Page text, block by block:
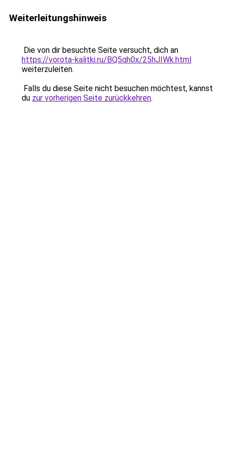
Weiterleitungshinweis
Die von dir besuchte Seite versucht, dich an
https://vorota-kalitki.ru/BQ5qh0x/25hJIWk.html
weiterzuleiten.
Falls du diese Seite nicht besuchen möchtest, kannst
du zur vorherigen Seite zurückkehren.